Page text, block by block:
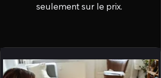
seulement sur le prix.